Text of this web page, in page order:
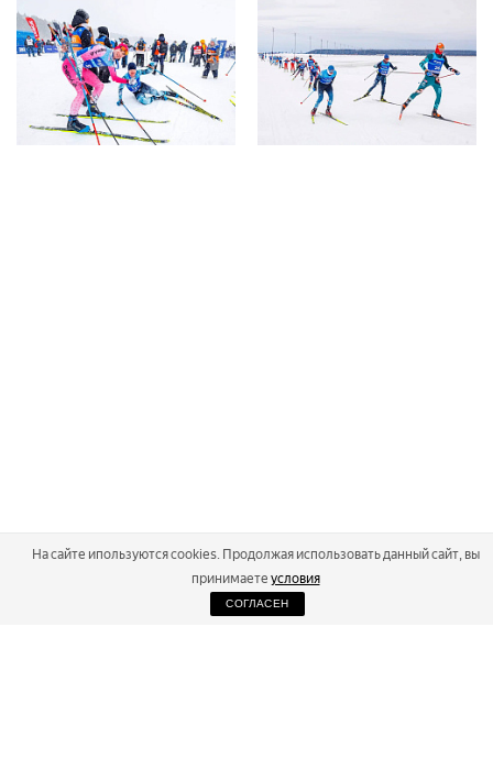
2026
На сайте ипользуются cookies. Продолжая использовать данный сайт, вы
принимаете условия
СОГЛАСЕН